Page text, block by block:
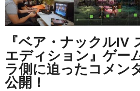
『ベア・ナックルIV
エディション』ゲー
ラ側に迫ったコメン
公開！